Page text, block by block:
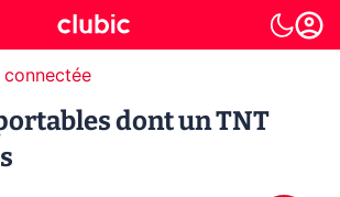
connectée
dont un TNT